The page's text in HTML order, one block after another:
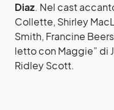
Diaz. Nel cast
Collette, Shirley
Smith, Francine
letto con Maggie” di
Ridley Scott.